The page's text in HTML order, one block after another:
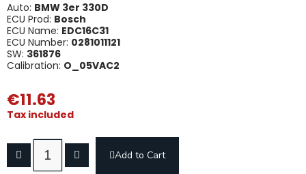
Auto: BMW 3er 330D
ECU Prod: Bosch
ECU Name: EDC16C31
ECU Number: 0281011121
SW: 361876
Calibration: O_05VAC2
€11.63
Tax included
Add to Cart